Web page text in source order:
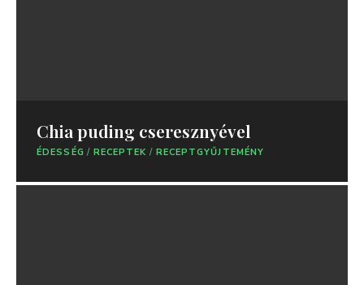
Chia puding cseresznyével
ÉDESSÉG / RECEPTEK / RECEPTGYŰJTEMÉNY